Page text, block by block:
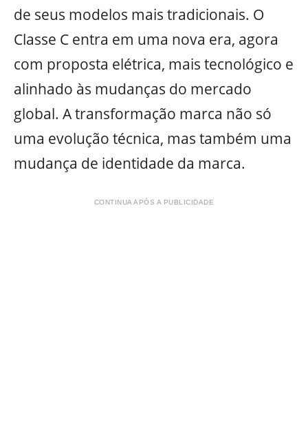
de seus modelos mais tradicionais. O
Classe C entra em uma nova era, agora
com proposta elétrica, mais tecnológico e
alinhado às mudanças do mercado
global. A transformação marca não só
uma evolução técnica, mas também uma
mudança de identidade da marca.
CONTINUA APÓS A PUBLICIDADE